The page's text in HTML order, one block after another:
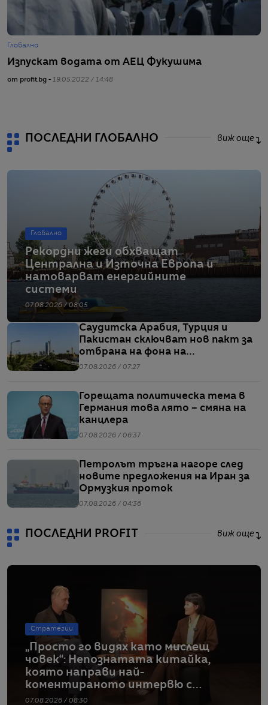
Глобално
Изпускат водата от АЕЦ Фукушима
от profit.bg - 19.05.2022 / 14:48
ПОСЛЕДНИ ГЛОБАЛНО виж още
Глобално
Рекордни жеги обхващат
Централна и Източна Европа и
натоварват енергийните
системи
07.08.2026 / 08:05
Саудитска Арабия, Турция и
Пакистан сключват нов пакт за
отбрана на фона на
напрежението между САЩ и Иран
07.08.2026 / 07:27
Горещата политическа тема в
Германия това лято – смяна на
канцлера
07.08.2026 / 06:37
Петролът тръгна нагоре след
новите предложения на Иран за
Ормузкия проток
07.08.2026 / 04:36
ПОСЛЕДНИ PROFIT виж още
Стратегии
„Просто го видях като мислещ
човек“: Непознатата китайка,
която направи най-
коментираното интервю с
Кристофър Нолан
07.08.2026 / 08:30